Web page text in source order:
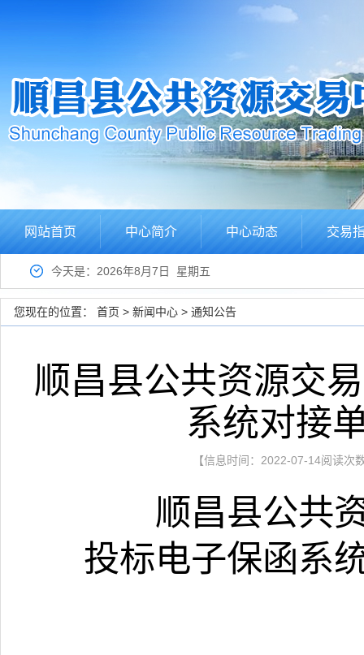
网站首页 中心简介 中心动态 交易
今天是：2026年8月7日 星期五
您现在的位置： 首页 > 新闻中心 > 通知公告
顺昌县公共资源交
系统对接
【信息时间：2022-07-14阅读次
顺昌县公共
投标电子保函系